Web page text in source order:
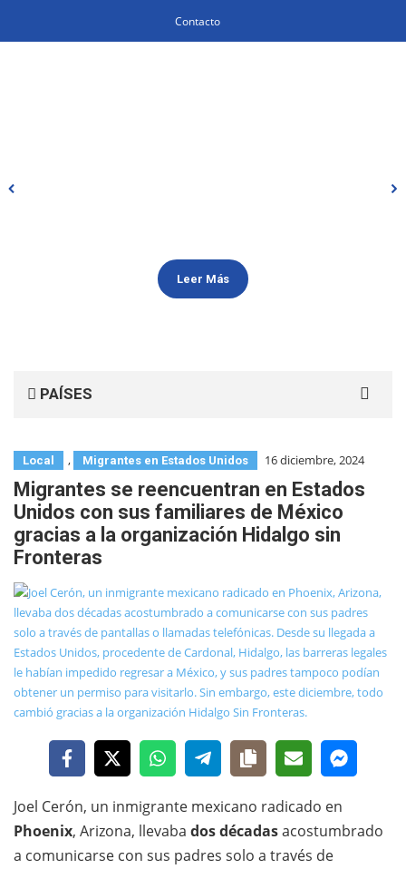
Contacto
Leer Más
PAÍSES
Local , Migrantes en Estados Unidos 16 diciembre, 2024
Migrantes se reencuentran en Estados
Unidos con sus familiares de México
gracias a la organización Hidalgo sin
Fronteras
Joel Cerón, un inmigrante mexicano radicado en
Phoenix, Arizona, llevaba dos décadasacostumbrado
a comunicarse con sus padres solo a través de